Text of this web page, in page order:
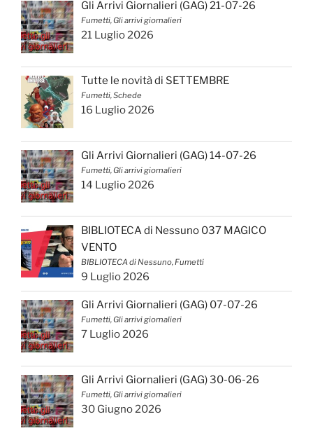
Gli Arrivi Giornalieri (GAG) 21-07-26
Fumetti, Gli arrivi giornalieri
21 Luglio 2026
Tutte le novità di SETTEMBRE
Fumetti, Schede
16 Luglio 2026
Gli Arrivi Giornalieri (GAG) 14-07-26
Fumetti, Gli arrivi giornalieri
14 Luglio 2026
BIBLIOTECA di Nessuno 037 MAGICO
VENTO
BIBLIOTECA di Nessuno, Fumetti
9 Luglio 2026
Gli Arrivi Giornalieri (GAG) 07-07-26
Fumetti, Gli arrivi giornalieri
7 Luglio 2026
Gli Arrivi Giornalieri (GAG) 30-06-26
Fumetti, Gli arrivi giornalieri
30 Giugno 2026